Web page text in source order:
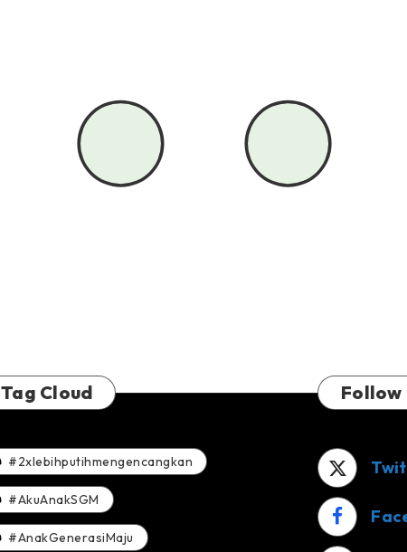
Tag Cloud
#2xlebihputihmengencangkan
#AkuAnakSGM
#AnakGenerasiMaju
Follow